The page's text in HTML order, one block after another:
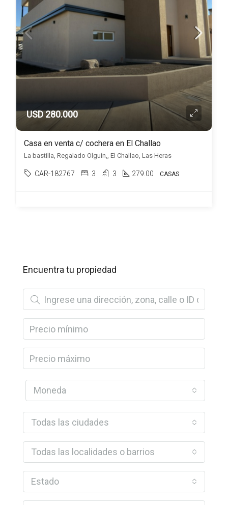
USD 280.000
Casa en venta c/ cochera en El Challao
La bastilla, Regalado Olguín,, El Challao, Las Heras
CAR-182767 3 3 279.00 CASAS
Encuentra tu propiedad
Moneda
Todas las ciudades
Todas las localidades o barrios
Estado